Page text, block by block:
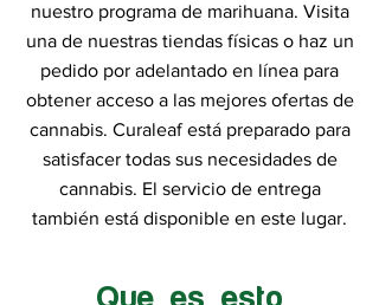
nuestro programa de marihuana. Visita
una de nuestras tiendas físicas o haz un
pedido por adelantado en línea para
obtener acceso a las mejores ofertas de
cannabis. Curaleaf está preparado para
satisfacer todas sus necesidades de
cannabis. El servicio de entrega
también está disponible en este lugar.